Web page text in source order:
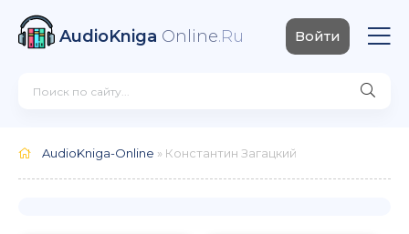
AudioKniga Online.Ru Войти
AudioKniga-Online » Константин Загацкий